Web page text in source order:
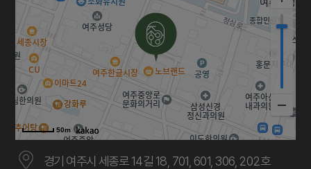
50m
경기 여주시 세종로 14길 18, 701, 601, 306, 202호